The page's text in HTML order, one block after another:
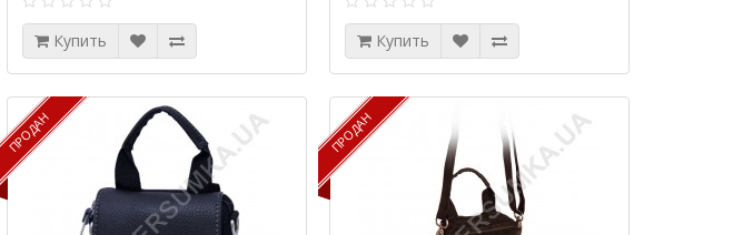
Купить Купить
ПРОДАН
ПРОДАН ПРОДАН
ПРОДАН